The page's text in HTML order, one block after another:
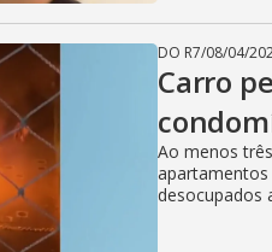
DO R7/08/04/
Carro
Ao menos
desocupados